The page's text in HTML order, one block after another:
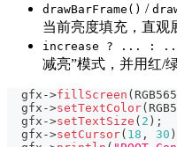
drawBarFrame() /
当前亮度填充，直观
increase ? ... :
减亮”模式，并用红/
  gfx
->fillScreen (
  gfx
->setTextColor(
  gfx
->setTextSize ( 2 ) ;
  gfx
->setCursor( 18 , 30 )